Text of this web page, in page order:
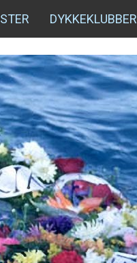
DYKKEKLUBBER